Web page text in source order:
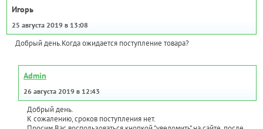
Игорь
25 августа 2019 в 13:08
Добрый день.Когда ожидается поступление товара?
Admin
26 августа 2019 в 12:43
Добрый день.
К сожалению, сроков поступления нет.